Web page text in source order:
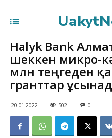
Halyk Bank
шеккен микро-
млн теңгеден
гранттар
20.01.2022 502 0